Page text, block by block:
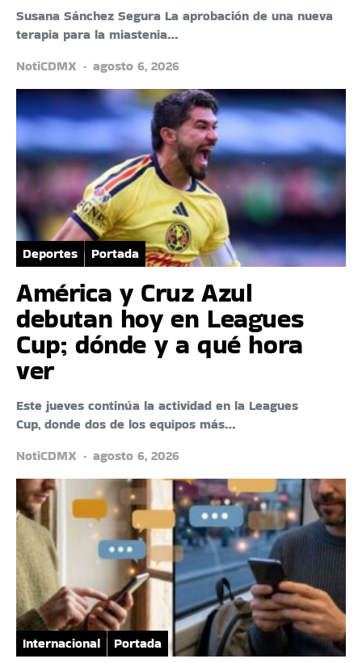
Susana Sánchez Segura La aprobación de una nueva
terapia para la miastenia…
NotiCDMX
agosto 6, 2026
Deportes Portada
América y Cruz Azul
debutan hoy en Leagues
Cup; dónde y a qué hora
ver
Este jueves continúa la actividad en la Leagues
Cup, donde dos de los equipos más…
NotiCDMX
agosto 6, 2026
Internacional Portada